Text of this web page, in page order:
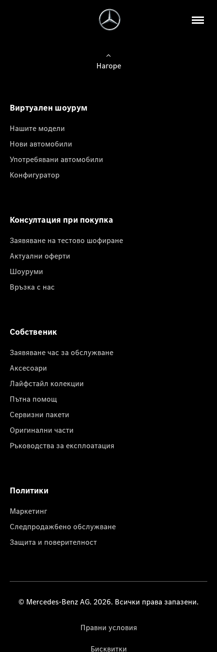
Нагоре
Виртуален шоурум
Нашите модели
Нови автомобили
Употребявани автомобили
Конфигуратор
Консултация при покупка
Заявяване на тестово шофиране
Актуални оферти
Шоуруми
Връзка с нас
Собственик
Заявяване час за обслужване
Аксесоари
Лайфстайл колекции
Пътна помощ
Сервизни пакети
Оригинални части
Ръководства за експлоатация
Политики
Маркетинг
Следпродажбено обслужване
Защита и поверителност
© Mercedes-Benz AG. 2026. Всички права запазени.
Правни условия
Бисквитки